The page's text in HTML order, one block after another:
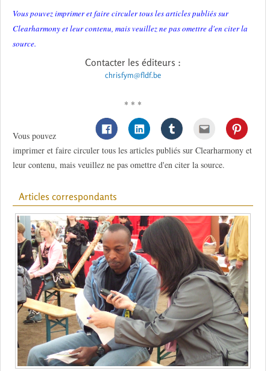
Vous pouvez imprimer et faire circuler tous les articles publiés sur
Clearharmony et leur contenu, mais veuillez ne pas omettre d'en citer la
source.
Contacter les éditeurs :
chrisfym@fldf.be
* * *
Vous pouvez
imprimer et faire circuler tous les articles publiés sur Clearharmony et
leur contenu, mais veuillez ne pas omettre d'en citer la source.
Articles correspondants